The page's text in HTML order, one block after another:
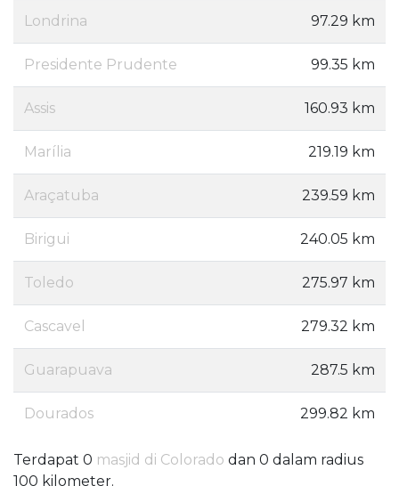
Londrina 97.29 km
Presidente Prudente 99.35 km
Assis 160.93 km
Marília 219.19 km
Araçatuba 239.59 km
Birigui 240.05 km
Toledo 275.97 km
Cascavel 279.32 km
Guarapuava 287.5 km
Dourados 299.82 km
Terdapat 0 masjid di Colorado dan 0 dalam radius
100 kilometer.